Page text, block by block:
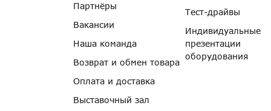
Партнёры
Вакансии
Наша команда
Возврат и обмен товара
Оплата и доставка
Выставочный зал
Тест-драйвы
Индивидуальные
презентации
оборудования